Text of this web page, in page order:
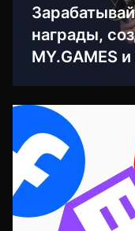
награды,
MY.GAMES